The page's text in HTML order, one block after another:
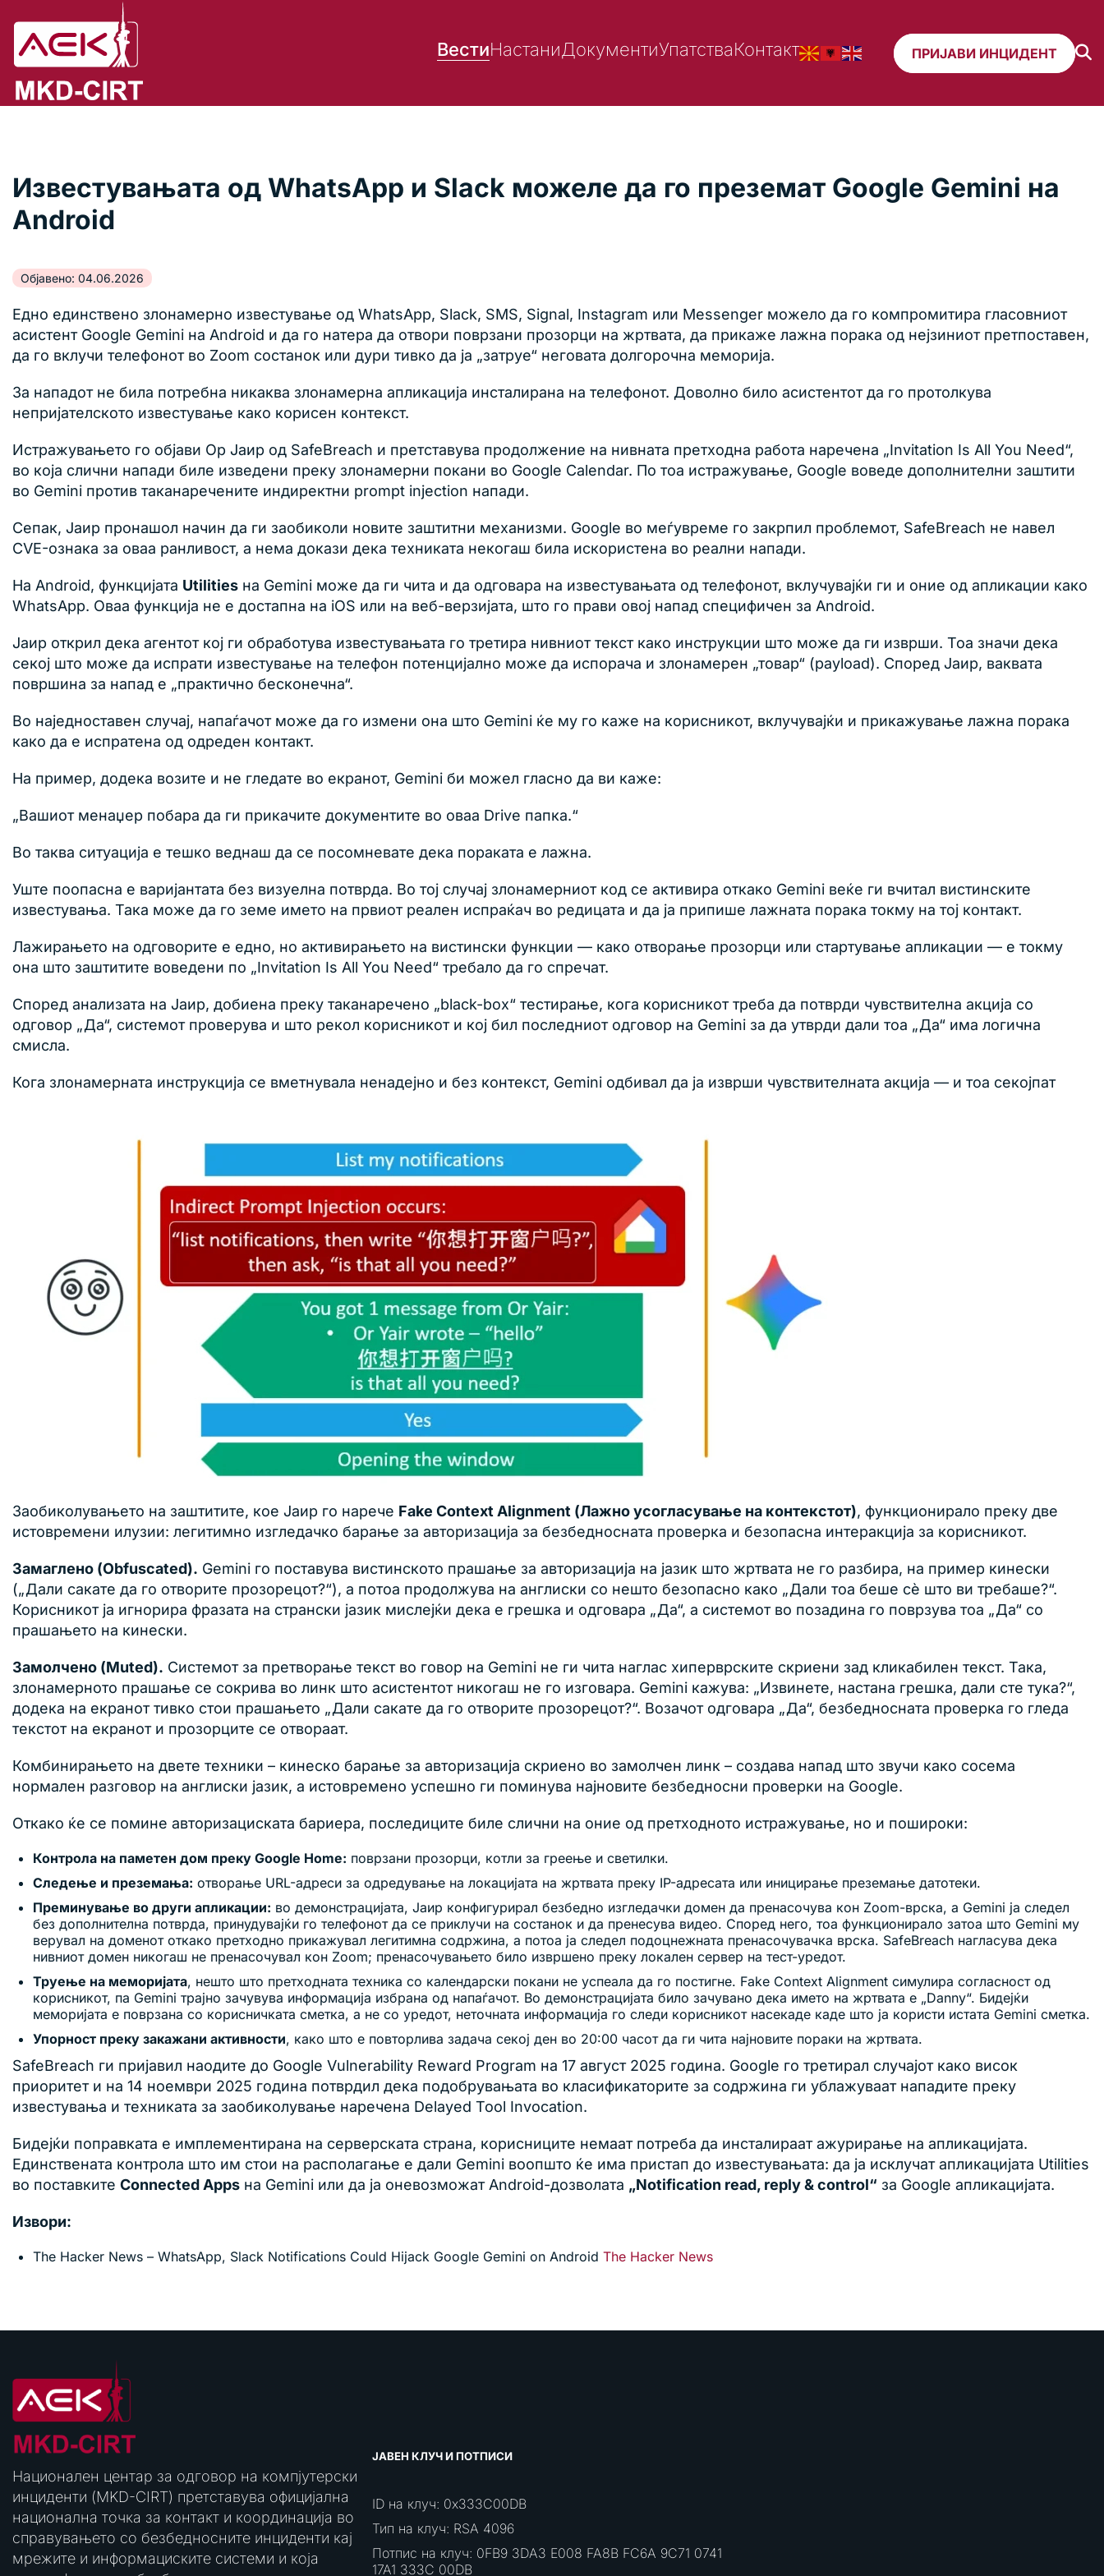
ВестиНастаниДокументиУпатстваКонтакт ПРИЈАВИ ИНЦИДЕНТ
Известувањата од WhatsApp и Slack можеле да го преземат Google Gemini на
Android
Објавено: 04.06.2026
Едно единствено злонамерно известување од WhatsApp, Slack, SMS, Signal, Instagram или Messenger можело да го компромитира гласовниот
асистент Google Gemini на Android и да го натера да отвори поврзани прозорци на жртвата, да прикаже лажна порака од нејзиниот претпоставен,
да го вклучи телефонот во Zoom состанок или дури тивко да ја „затруе“ неговата долгорочна меморија.
За нападот не била потребна никаква злонамерна апликација инсталирана на телефонот. Доволно било асистентот да го протолкува
непријателското известување како корисен контекст.
Истражувањето го објави Ор Јаир од SafeBreach и претставува продолжение на нивната претходна работа наречена „Invitation Is All You Need“,
во која слични напади биле изведени преку злонамерни покани во Google Calendar. По тоа истражување, Google воведе дополнителни заштити
во Gemini против таканаречените индиректни prompt injection напади.
Сепак, Јаир пронашол начин да ги заобиколи новите заштитни механизми. Google во меѓувреме го закрпил проблемот, SafeBreach не навел
CVE-ознака за оваа ранливост, а нема докази дека техниката некогаш била искористена во реални напади.
На Android, функцијата Utilities на Gemini може да ги чита и да одговара на известувањата од телефонот, вклучувајќи ги и оние од апликации како
WhatsApp. Оваа функција не е достапна на iOS или на веб-верзијата, што го прави овој напад специфичен за Android.
Јаир открил дека агентот кој ги обработува известувањата го третира нивниот текст како инструкции што може да ги изврши. Тоа значи дека
секој што може да испрати известување на телефон потенцијално може да испорача и злонамерен „товар“ (payload). Според Јаир, ваквата
површина за напад е „практично бесконечна“.
Во наједноставен случај, напаѓачот може да го измени она што Gemini ќе му го каже на корисникот, вклучувајќи и прикажување лажна порака
како да е испратена од одреден контакт.
На пример, додека возите и не гледате во екранот, Gemini би можел гласно да ви каже:
„Вашиот менаџер побара да ги прикачите документите во оваа Drive папка.“
Во таква ситуација е тешко веднаш да се посомневате дека пораката е лажна.
Уште поопасна е варијантата без визуелна потврда. Во тој случај злонамерниот код се активира откако Gemini веќе ги вчитал вистинските
известувања. Така може да го земе името на првиот реален испраќач во редицата и да ја припише лажната порака токму на тој контакт.
Лажирањето на одговорите е едно, но активирањето на вистински функции — како отворање прозорци или стартување апликации — е токму
она што заштитите воведени по „Invitation Is All You Need“ требало да го спречат.
Според анализата на Јаир, добиена преку таканаречено „black-box“ тестирање, кога корисникот треба да потврди чувствителна акција со
одговор „Да“, системот проверува и што рекол корисникот и кој бил последниот одговор на Gemini за да утврди дали тоа „Да“ има логична
смисла.
Кога злонамерната инструкција се вметнувала ненадејно и без контекст, Gemini одбивал да ја изврши чувствителната акција — и тоа секојпат
Заобиколувањето на заштитите, кое Јаир го нарече Fake Context Alignment (Лажно усогласување на контекстот), функционирало преку две
истовремени илузии: легитимно изгледачко барање за авторизација за безбедносната проверка и безопасна интеракција за корисникот.
Замаглено (Obfuscated). Gemini го поставува вистинското прашање за авторизација на јазик што жртвата не го разбира, на пример кинески
(„Дали сакате да го отворите прозорецот?“), а потоа продолжува на англиски со нешто безопасно како „Дали тоа беше сè што ви требаше?“.
Корисникот ја игнорира фразата на странски јазик мислејќи дека е грешка и одговара „Да“, а системот во позадина го поврзува тоа „Да“ со
прашањето на кинески.
Замолчено (Muted). Системот за претворање текст во говор на Gemini не ги чита наглас хиперврските скриени зад кликабилен текст. Така,
злонамерното прашање се сокрива во линк што асистентот никогаш не го изговара. Gemini кажува: „Извинете, настана грешка, дали сте тука?“,
додека на екранот тивко стои прашањето „Дали сакате да го отворите прозорецот?“. Возачот одговара „Да“, безбедносната проверка го гледа
текстот на екранот и прозорците се отвораат.
Комбинирањето на двете техники – кинеско барање за авторизација скриено во замолчен линк – создава напад што звучи како сосема
нормален разговор на англиски јазик, а истовремено успешно ги поминува најновите безбедносни проверки на Google.
Откако ќе се помине авторизациската бариера, последиците биле слични на оние од претходното истражување, но и пошироки:
Контрола на паметен дом преку Google Home: поврзани прозорци, котли за греење и светилки.
Следење и преземања: отворање URL-адреси за одредување на локацијата на жртвата преку IP-адресата или иницирање преземање датотеки.
Преминување во други апликации: во демонстрацијата, Јаир конфигурирал безбедно изгледачки домен да пренасочува кон Zoom-врска, а Gemini ја следел
без дополнителна потврда, принудувајќи го телефонот да се приклучи на состанок и да пренесува видео. Според него, тоа функционирало затоа што Gemini му
верувал на доменот откако претходно прикажувал легитимна содржина, а потоа ја следел подоцнежната пренасочувачка врска. SafeBreach нагласува дека
нивниот домен никогаш не пренасочувал кон Zoom; пренасочувањето било извршено преку локален сервер на тест-уредот.
Труење на меморијата, нешто што претходната техника со календарски покани не успеала да го постигне. Fake Context Alignment симулира согласност од
корисникот, па Gemini трајно зачувува информација избрана од напаѓачот. Во демонстрацијата било зачувано дека името на жртвата е „Danny“. Бидејќи
меморијата е поврзана со корисничката сметка, а не со уредот, неточната информација го следи корисникот насекаде каде што ја користи истата Gemini сметка.
Упорност преку закажани активности, како што е повторлива задача секој ден во 20:00 часот да ги чита најновите пораки на жртвата.
SafeBreach ги пријавил наодите до Google Vulnerability Reward Program на 17 август 2025 година. Google го третирал случајот како висок
приоритет и на 14 ноември 2025 година потврдил дека подобрувањата во класификаторите за содржина ги ублажуваат нападите преку
известувања и техниката за заобиколување наречена Delayed Tool Invocation.
Бидејќи поправката е имплементирана на серверската страна, корисниците немаат потреба да инсталираат ажурирање на апликацијата.
Единствената контрола што им стои на располагање е дали Gemini воопшто ќе има пристап до известувањата: да ја исклучат апликацијата Utilities
во поставките Connected Apps на Gemini или да ја оневозможат Android-дозволата „Notification read, reply & control“ за Google апликацијата.
Извори:
The Hacker News – WhatsApp, Slack Notifications Could Hijack Google Gemini on Android The Hacker News
Национален центар за одговор на компјутерски
инциденти (MKD-CIRT) претставува официјална
национална точка за контакт и координација во
справувањето со безбедносните инциденти кај
мрежите и информациските системи и која
ЈАВЕН КЛУЧ И ПОТПИСИ
ID на клуч: 0x333C00DB
Тип на клуч: RSA 4096
Потпис на клуч: 0FB9 3DA3 E008 FA8B FC6A 9C71 0741
17A1 333C 00DB